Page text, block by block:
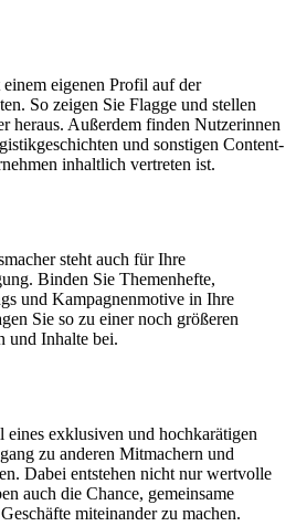
eigenen Profil auf der
So zeigen Sie Flagge und stellen
heraus. Außerdem finden Nutzerinnen
und sonstigen Content-
inhaltlich vertreten ist.
steht auch für Ihre
Binden Sie Themenhefte,
und Kampagnenmotive in Ihre
Sie so zu einer noch größeren
und Inhalte bei.
exklusiven und hochkarätigen
zu anderen Mitmachern und
Dabei entstehen nicht nur wertvolle
auch die Chance, gemeinsame
miteinander zu machen.